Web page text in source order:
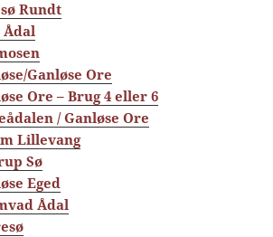
Rundt
Ganløse Ore
Ore – Brug 4 eller 6
/ Ganløse Ore
Lillevang
Sø
Eged
Ådal